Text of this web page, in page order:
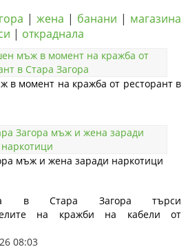
| жена | банани | магазина
| откраднала
в момент на кражба от ресторант в
мъж и жена заради наркотици
в Стара Загора търси
на кражби на кабели от
08:03